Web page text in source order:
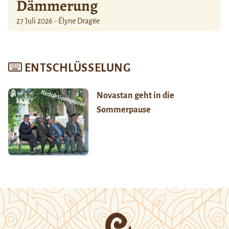
Dämmerung
27 Juli 2026 - Élyne Dragée
ENTSCHLÜSSELUNG
Novastan geht in die
Sommerpause